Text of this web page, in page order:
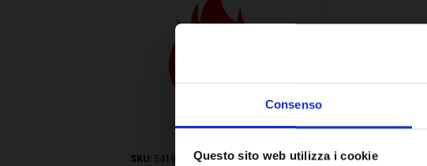
Consenso
Questo sito web utilizza i cookie
SKU: 5419064